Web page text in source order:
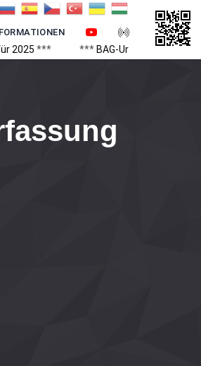
***BAG-Urteil: Enge Auslegung des